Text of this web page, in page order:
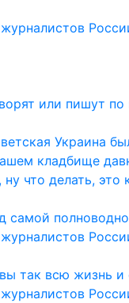
или пишут
Украина
кладбище
что делать, это
так всю жизнь